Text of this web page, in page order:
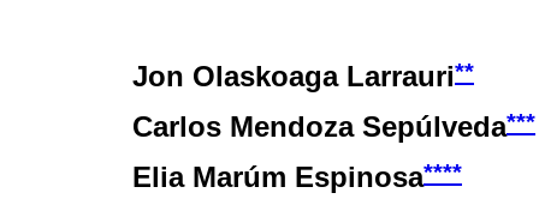
Jon Olaskoaga Larrauri**
Carlos Mendoza Sepúlveda***
Elia Marúm Espinosa****